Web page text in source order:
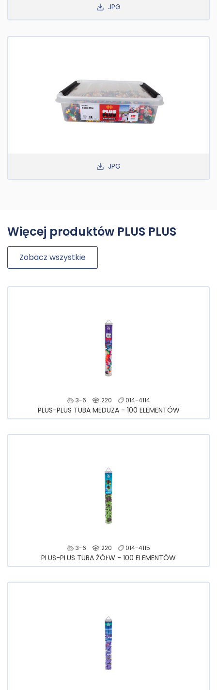
JPG
JPG
Więcej produktów PLUS PLUS
Zobacz wszystkie
3-6 220 014-4114
PLUS-PLUS TUBA MEDUZA - 100 ELEMENTÓW
3-6 220 014-4115
PLUS-PLUS TUBA ŻÓŁW - 100 ELEMENTÓW